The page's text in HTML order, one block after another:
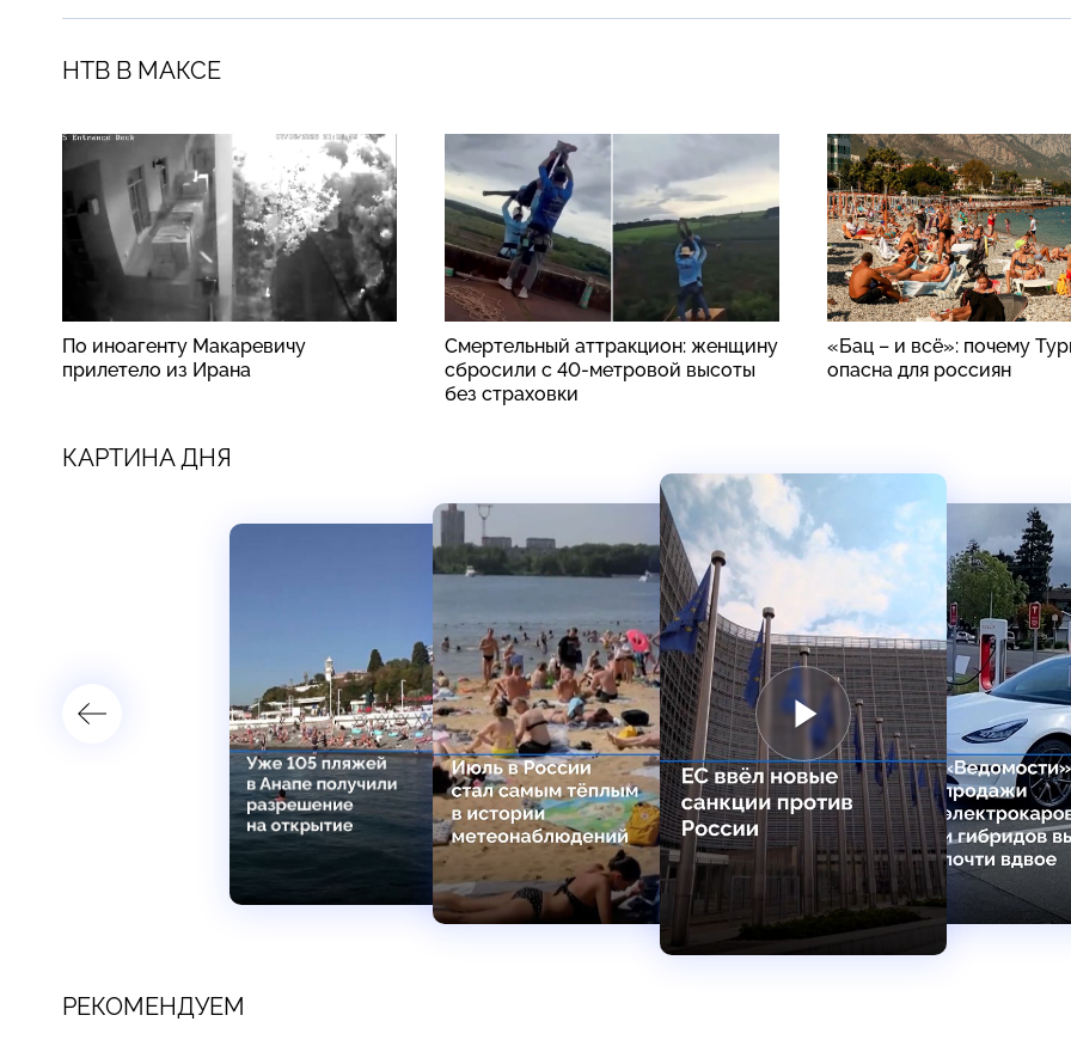
НТВ В МАКСЕ
По иноагенту Макаревичу
прилетело из Ирана
Смертельный аттракцион: женщину
сбросили с 40-метровой высоты
без страховки
«Бац – и всё»: почему
опасна для россиян
КАРТИНА ДНЯ
РЕКОМЕНДУЕМ